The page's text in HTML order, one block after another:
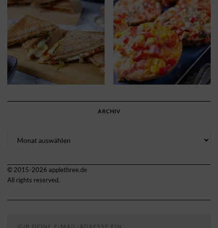
ARCHIV
© 2015-2026 applethree.de
All rights reserved.